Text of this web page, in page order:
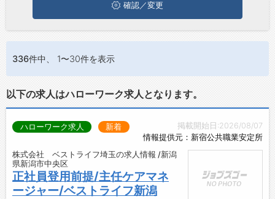
確認／変更
336件中、 1〜30件を表示
以下の求人はハローワーク求人となります。
掲載開始日:2026/08/07
情報提供元：新宿公共職業安定所
ハローワーク求人 新着
株式会社 ベストライフ埼玉の求人情報 /新潟
県新潟市中央区
正社員登用前提/主任ケアマネ
ージャー/ベストライフ新潟